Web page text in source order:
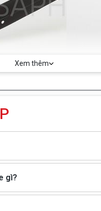
Xem thêm
gì?